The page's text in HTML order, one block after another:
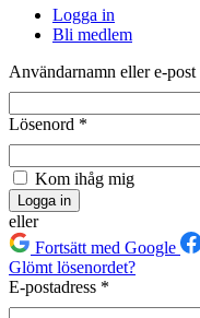
Logga in
Bli medlem
Användarnamn eller e-post
Lösenord *
Kom ihåg mig
Logga in
eller
Fortsätt med Google
Glömt lösenordet?
E-postadress *